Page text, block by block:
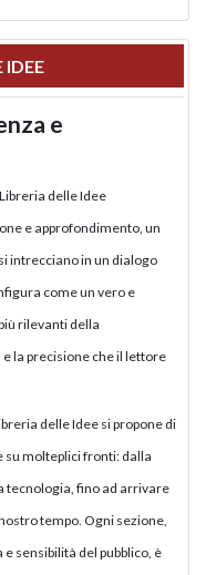
IDEE
e
delle Idee
e approfondimento, un
intrecciano in un dialogo
come un vero e
rilevanti della
la precisione che il lettore
delle Idee si propone di
su molteplici fronti: dalla
tecnologia, fino ad arrivare
tempo. Ogni sezione,
sensibilità del pubblico, è